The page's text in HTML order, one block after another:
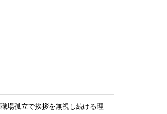
職場孤立で挨拶を無視し続ける理